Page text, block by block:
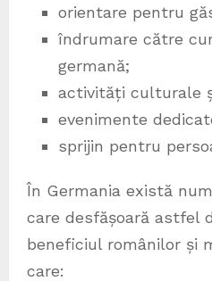
orientare pentru
îndrumare către
germană;
activități culturale
evenimente
sprijin pentru
În Germania există
care desfășoară astfel
beneficiul românilor și
care: